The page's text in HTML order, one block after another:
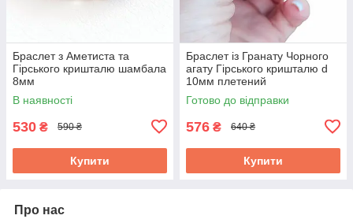
Браслет з Аметиста та
Гірського кришталю шамбала
8мм
В наявності
530 ₴ 590 ₴
Купити
Браслет із Гранату Чорного
агату Гірського кришталю d
10мм плетений
Готово до відправки
576 ₴ 640 ₴
Купити
Про нас